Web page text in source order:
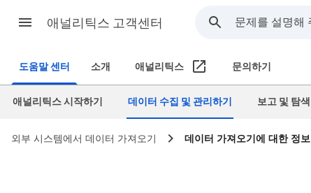
애널리틱스 고객센터
도움말 센터 소개 애널리틱스 문의하기
애널리틱스 시작하기 데이터 수집 및 관리하기 보고 및 탐색
외부 시스템에서 데이터 가져오기 데이터 가져오기에 대한 정보